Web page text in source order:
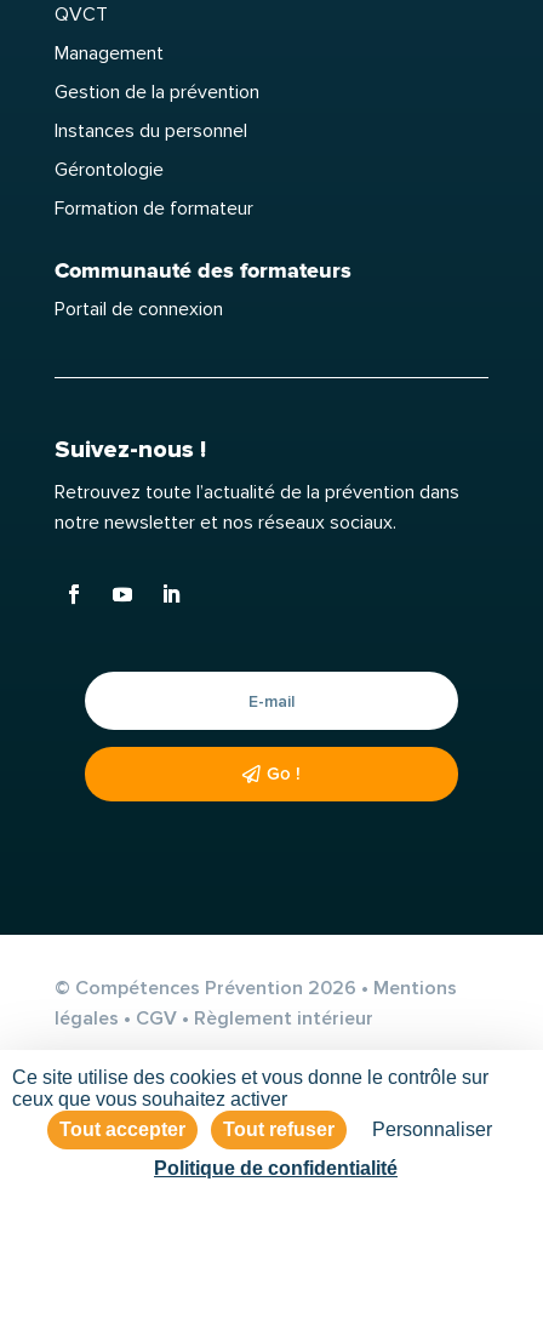
QVCT
Management
Gestion de la prévention
Instances du personnel
Gérontologie
Formation de formateur
Communauté des formateurs
Portail de connexion
Suivez-nous !
Retrouvez toute l’actualité de la prévention dans
notre newsletter et nos réseaux sociaux.
Go !
© Compétences Prévention 2026 • Mentions
légales • CGV• Règlement intérieur
Ce site utilise des cookies et vous donne le contrôle sur
ceux que vous souhaitez activer
Tout accepter
Tout refuser
Personnaliser
Politique de confidentialité